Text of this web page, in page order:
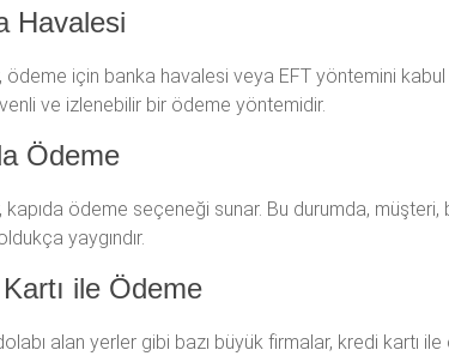
Havalesi
ödeme için banka havalesi veya EFT yöntemini
ve izlenebilir bir ödeme yöntemidir.
Ödeme
kapıda ödeme seçeneği sunar. Bu durumda,
yaygındır.
ile Ödeme
alan yerler gibi bazı büyük firmalar, kredi kartı